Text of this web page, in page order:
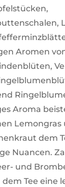
Aromen
Aroma
Lemongras
dem
Nuancen.
und
Tee eine